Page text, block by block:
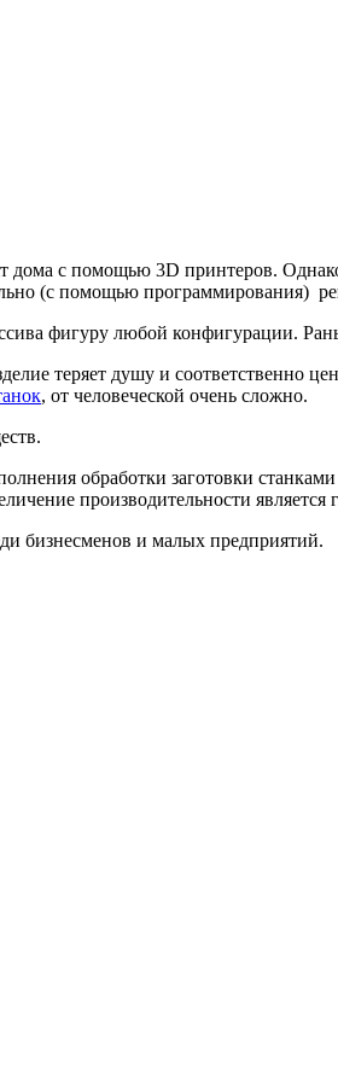
дома с помощью 3D принтеров.
(с помощью программирования)
фигуру любой конфигурации.
теряет душу и соответственно
, от человеческой очень сложно.
обработки заготовки
производительности
бизнесменов и малых предприятий.